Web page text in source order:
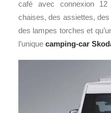
café avec connexion
chaises, des assiettes,
des lampes torches et
l’unique camping-car